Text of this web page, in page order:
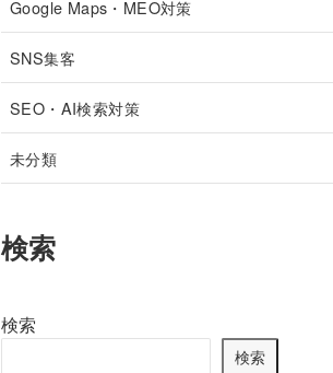
Google Maps・MEO対策
SNS集客
SEO・AI検索対策
未分類
検索
検索
検索